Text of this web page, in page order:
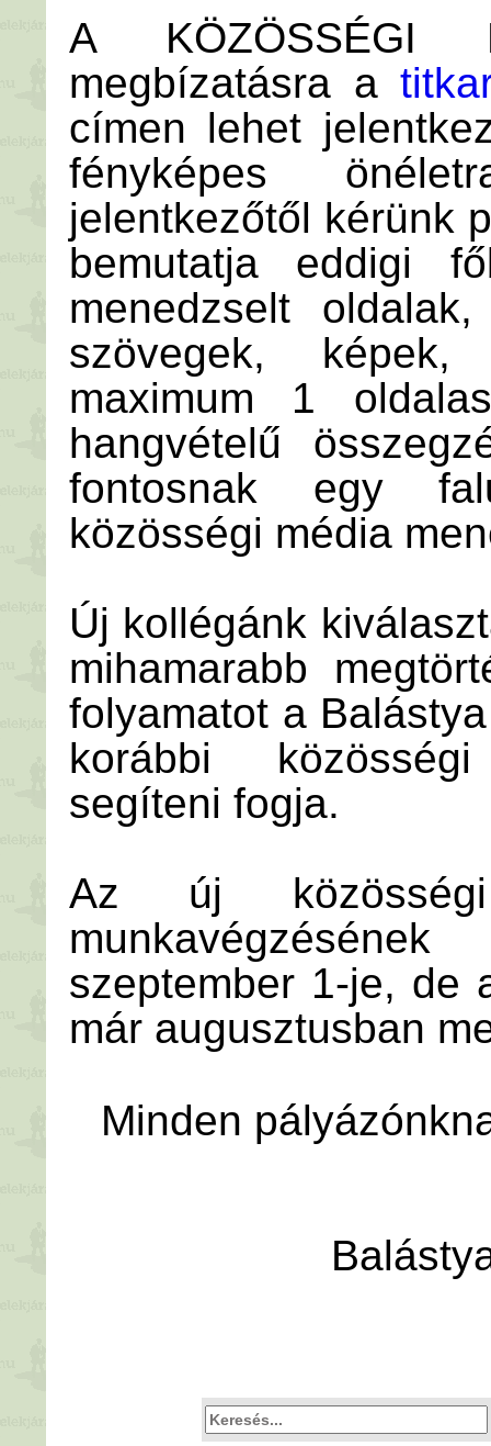
A KÖZÖSSÉGI
megbízatásra a
címen lehet
fényképes
jelentkezőtől kérünk
bemutatja eddigi
menedzselt
szövegek,
maximum 1
hangvételű
fontosnak egy
közösségi média
Új kollégánk
mihamarabb
folyamatot a
korábbi
segíteni fogja.
Az új
szeptember 1-je, de
már augusztusban
Minden